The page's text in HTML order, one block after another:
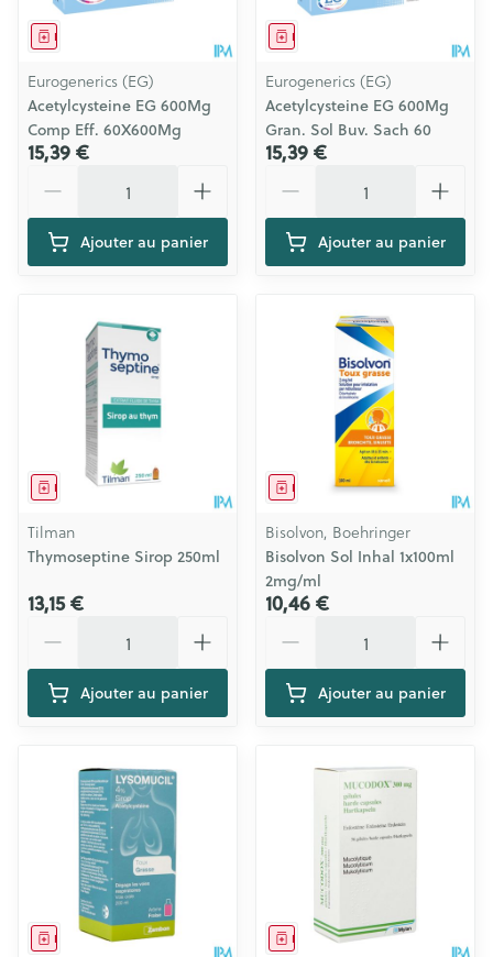
Médicament
Eurogenerics (EG)
Acetylcysteine EG 600Mg
Comp Eff. 60X600Mg
15,39 €
Ajouter au panier
Médicament
Eurogenerics (EG)
Acetylcysteine EG 600Mg
Gran. Sol Buv. Sach 60
15,39 €
Ajouter au panier
Médicament
Tilman
Thymoseptine Sirop 250ml
13,15 €
Ajouter au panier
Médicament
Bisolvon, Boehringer
Bisolvon Sol Inhal 1x100ml
2mg/ml
10,46 €
Ajouter au panier
Médicament Médicament